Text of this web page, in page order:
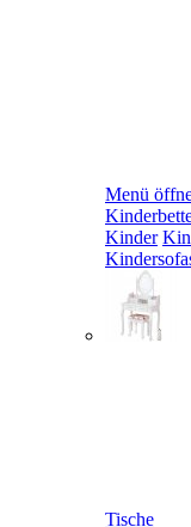
Menü
Kinder
Tische